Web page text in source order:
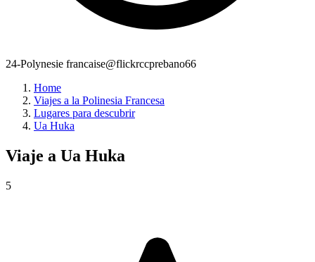
24-Polynesie francaise@flickrccprebano66
Home
Viajes a la Polinesia Francesa
Lugares para descubrir
Ua Huka
Viaje a Ua Huka
5